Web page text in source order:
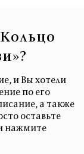
и Вы хотели
по его
а также
оставьте
нажмите